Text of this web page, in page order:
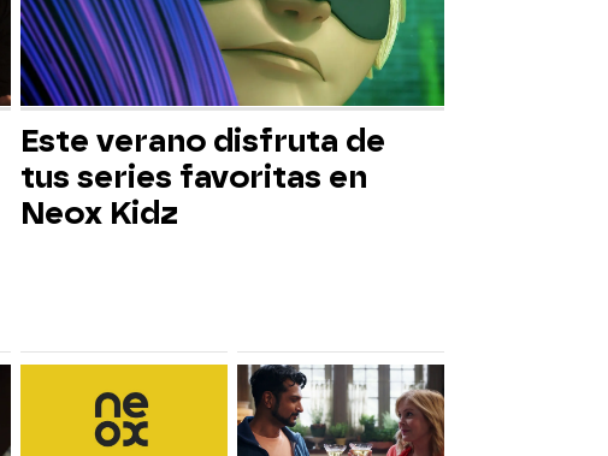
Este verano disfruta de
tus series favoritas en
Neox Kidz